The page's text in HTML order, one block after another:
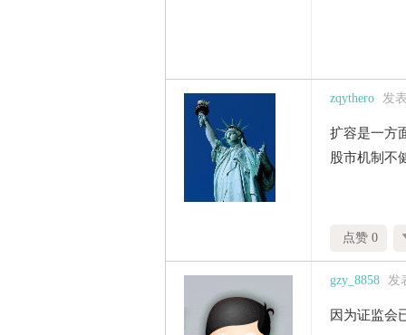
zqythero 发
扩容是一方
股市机制不
点赞 0
gzy_8858 发
因为证监会